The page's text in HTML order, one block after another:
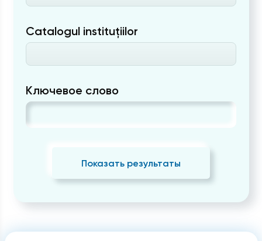
Catalogul instituțiilor
Ключевое слово
Показать результаты